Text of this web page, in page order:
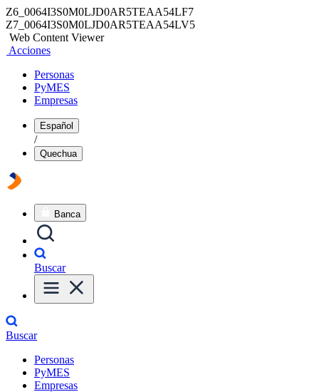
Z6_0064I3S0M0LJD0AR5TEAA54LF7
Z7_0064I3S0M0LJD0AR5TEAA54LV5
Web Content Viewer
Acciones
Personas
PyMES
Empresas
Español
/
Quechua
Banca
Buscar
Buscar
Personas
PyMES
Empresas